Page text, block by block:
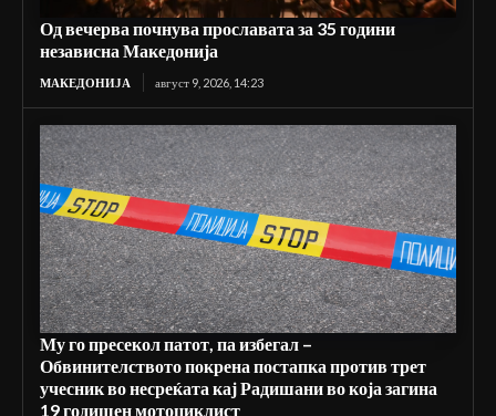
Од вечерва почнува прославата за 35 години
независна Македонија
МАКЕДОНИЈА август 9, 2026, 14:23
Му го пресекол патот, па избегал –
Обвинителството покрена постапка против трет
учесник во несреќата кај Радишани во која загина
19 годишен мотоциклист